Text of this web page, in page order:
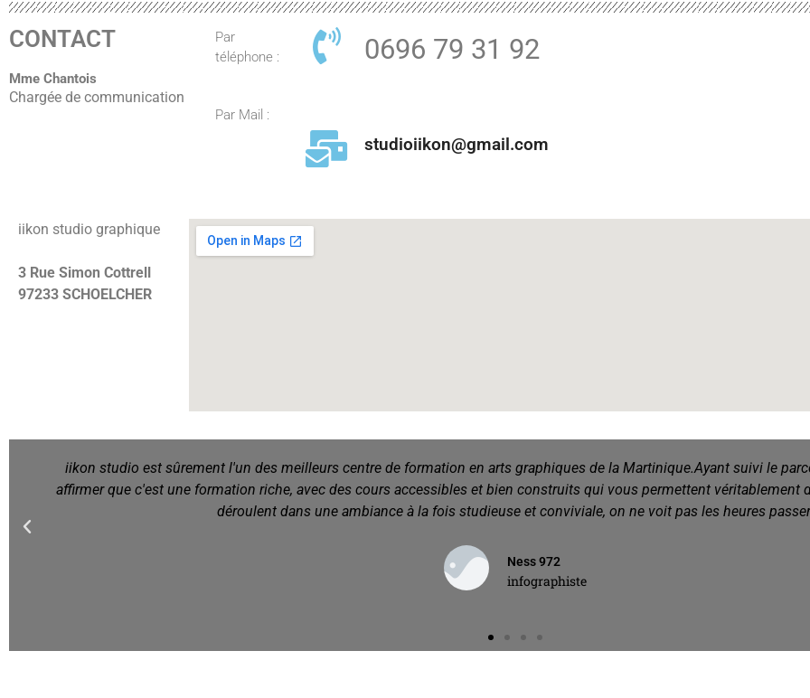
CONTACT
Mme Chantois
Chargée de communication
Par
téléphone :
Par Mail :
0696 79 31 92
studioiikon@gmail.com
iikon studio graphique
3 Rue Simon Cottrell
97233 SCHOELCHER
Formateur très à l'écoute et pédagogue. Je recommande !
Kendra C.